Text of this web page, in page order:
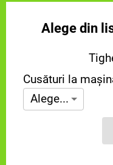
Alege din
Cusături la
Alege...